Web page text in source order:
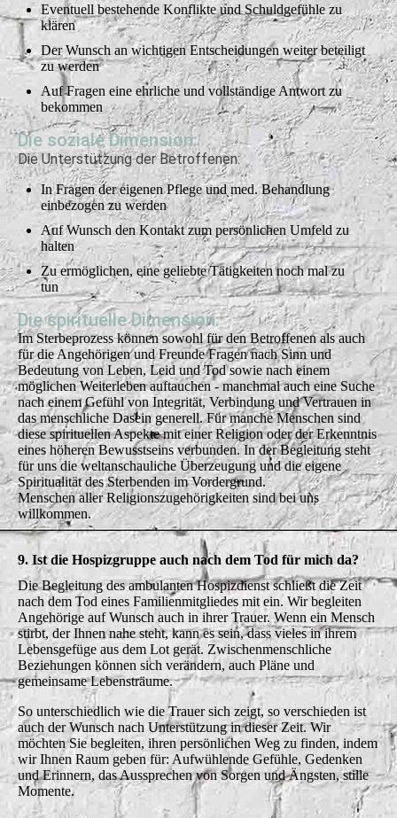
Eventuell bestehende Konflikte und Schuldgefühle zu
klären
Der Wunsch an wichtigen Entscheidungen weiter beteiligt
zu werden
Auf Fragen eine ehrliche und vollständige Antwort zu
bekommen
Die soziale Dimension:
Die Unterstützung der Betroffenen:
In Fragen der eigenen Pflege und med. Behandlung
einbezogen zu werden
Auf Wunsch den Kontakt zum persönlichen Umfeld zu
halten
Zu ermöglichen, eine geliebte Tätigkeiten noch mal zu
tun
Die spirituelle Dimension:
Im Sterbeprozess können sowohl für den Betroffenen als auch
für die Angehörigen und Freunde Fragen nach Sinn und
Bedeutung von Leben, Leid und Tod sowie nach einem
möglichen Weiterleben auftauchen - manchmal auch eine Suche
nach einem Gefühl von Integrität, Verbindung und Vertrauen in
das menschliche Dasein generell. Für manche Menschen sind
diese spirituellen Aspekte mit einer Religion oder der Erkenntnis
eines höheren Bewusstseins verbunden. In der Begleitung steht
für uns die weltanschauliche Überzeugung und die eigene
Spiritualität des Sterbenden im Vordergrund.
Menschen aller Religionszugehörigkeiten sind bei uns
willkommen.
9. Ist die Hospizgruppe auch nach dem Tod für mich da?
Die Begleitung des ambulanten Hospizdienst schließt die Zeit
nach dem Tod eines Familienmitgliedes mit ein. Wir begleiten
Angehörige auf Wunsch auch in ihrer Trauer. Wenn ein Mensch
stirbt, der Ihnen nahe steht, kann es sein, dass vieles in ihrem
Lebensgefüge aus dem Lot gerät. Zwischenmenschliche
Beziehungen können sich verändern, auch Pläne und
gemeinsame Lebensträume.
So unterschiedlich wie die Trauer sich zeigt, so verschieden ist
auch der Wunsch nach Unterstützung in dieser Zeit. Wir
möchten Sie begleiten, ihren persönlichen Weg zu finden, indem
wir Ihnen Raum geben für: Aufwühlende Gefühle, Gedenken
und Erinnern, das Aussprechen von Sorgen und Ängsten, stille
Momente.